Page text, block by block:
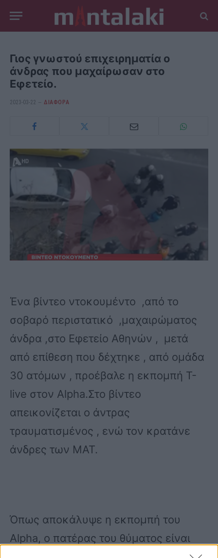
Γιος γνωστού επιχειρηματία ο
άνδρας που μαχαίρωσαν στο
Εφετείο.
2023-03-22 ΔΙΆΦΟΡΑ
Ένα βίντεο ντοκουμέντο ,από το
σοβαρό περιστατικό ,μαχαιρώματος
άνδρα ,στο Εφετείο Αθηνών , μετά
από επίθεση που δέχτηκε , από ομάδα
30 ατόμων , προέβαλε η εκπομπή T-
live στον Alpha.Στο βίντεο
απεικονίζεται ο άντρας
τραυματισμένος , ενώ τον κρατάνε
άνδρες των ΜΑΤ.
Όπως αποκάλυψε η εκπομπή του
Alpha, ο πατέρας του θύματος είναι